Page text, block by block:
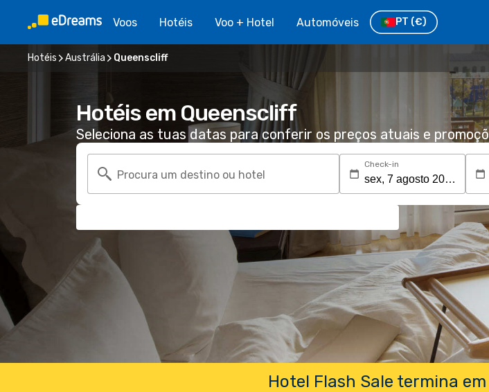
Voos Hotéis Voo + Hotel Automóveis PT (€)
Hotéis Austrália Queenscliff
Hotéis em Queenscliff
Seleciona as tuas datas para conferir os preços atuais e
Procura um destino ou hotel
Check-in
Hotel Flash Sale termina em